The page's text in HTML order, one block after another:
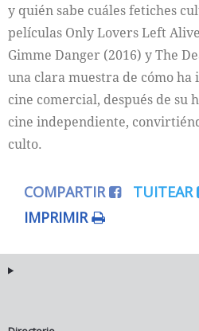
y quién sabe cuáles fetiches
películas Only Lovers Left
Gimme Danger (2016) y The
una clara muestra de cómo
cine comercial, después de su
cine independiente,
culto.
COMPARTIR TUITEAR
IMPRIMIR